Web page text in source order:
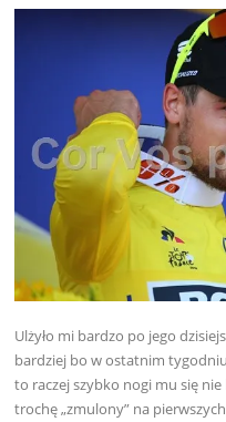
Ulżyło mi bardzo po jego
bardziej bo w ostatnim
to raczej szybko nogi mu się nie
trochę „zmulony” na